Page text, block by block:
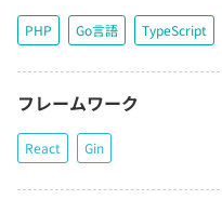
PHP Go言語 TypeScript
フレームワーク
React Gin